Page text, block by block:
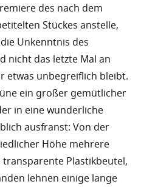
des nach dem
Stückes anstelle,
Unkenntnis des
nicht das letzte Mal an
etwas unbegreiflich bleibt.
ein großer gemütlicher
in eine wunderliche
ausfranst: Von der
Höhe mehrere
Plastikbeutel,
lehnen einige lange